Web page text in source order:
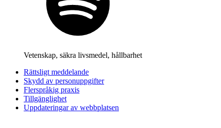
Vetenskap, säkra livsmedel, hållbarhet
Rättsligt meddelande
Skydd av personuppgifter
Flerspråkig praxis
Tillgänglighet
Uppdateringar av webbplatsen